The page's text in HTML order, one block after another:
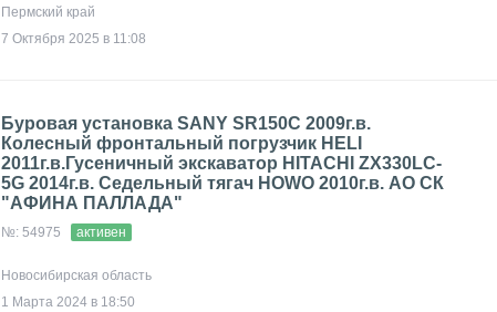
Пермский край
7 Октября 2025 в 11:08
Буровая установка SANY SR150C 2009г.в.
Колесный фронтальный погрузчик HELI
2011г.в.Гусеничный экскаватор HITACHI ZX330LC-
5G 2014г.в. Седельный тягач HOWO 2010г.в. АО СК
"АФИНА ПАЛЛАДА"
№: 54975 активен
Новосибирская область
1 Марта 2024 в 18:50